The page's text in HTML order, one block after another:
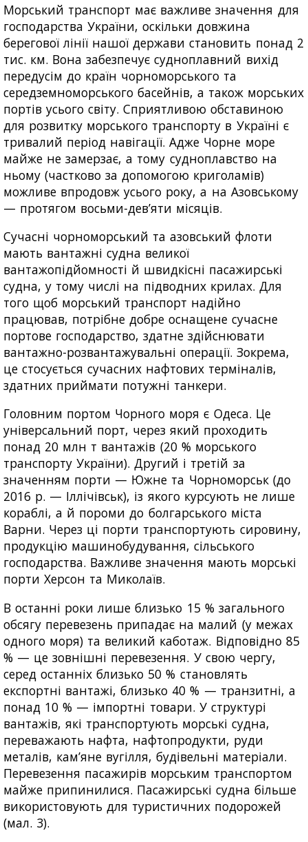
Морський транспорт має важливе значення для
господарства України, оскільки довжина
берегової лінії нашої держави становить понад 2
тис. км. Вона забезпечує судноплавний вихід
передусім до країн чорноморського та
середземноморського басейнів, а також морських
портів усього світу. Сприятливою обставиною
для розвитку морського транспорту в Україні є
тривалий період навігації. Адже Чорне море
майже не замерзає, а тому судноплавство на
ньому (частково за допомогою криголамів)
можливе впродовж усього року, а на Азовському
— протягом восьми-дев’яти місяців.
Сучасні чорноморський та азовський флоти
мають вантажні судна великої
вантажопідйомності й швидкісні пасажирські
судна, у тому числі на підводних крилах. Для
того щоб морський транспорт надійно
працював, потрібне добре оснащене сучасне
портове господарство, здатне здійснювати
вантажно-розвантажувальні операції. Зокрема,
це стосується сучасних нафтових терміналів,
здатних приймати потужні танкери.
Головним портом Чорного моря є Одеса. Це
універсальний порт, через який проходить
понад 20 млн т вантажів (20 % морського
транспорту України). Другий і третій за
значенням порти — Южне та Чорноморськ (до
2016 р. — Іллічівськ), із якого курсують не лише
кораблі, а й пороми до болгарського міста
Варни. Через ці порти транспортують сировину,
продукцію машинобудування, сільського
господарства. Важливе значення мають морські
порти Херсон та Миколаїв.
В останні роки лише близько 15 % загального
обсягу перевезень припадає на малий (у межах
одного моря) та великий каботаж. Відповідно 85
% — це зовнішні перевезення. У свою чергу,
серед останніх близько 50 % становлять
експортні вантажі, близько 40 % — транзитні, а
понад 10 % — імпортні товари. У структурі
вантажів, які транспортують морські судна,
переважають нафта, нафтопродукти, руди
металів, кам’яне вугілля, будівельні матеріали.
Перевезення пасажирів морським транспортом
майже припинилися. Пасажирські судна більше
використовують для туристичних подорожей
(мал. 3).